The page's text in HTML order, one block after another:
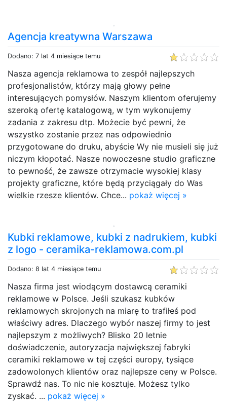
Agencja kreatywna Warszawa
Dodano: 7 lat 4 miesiące temu
Nasza agencja reklamowa to zespół najlepszych
profesjonalistów, którzy mają głowy pełne
interesujących pomysłów. Naszym klientom oferujemy
szeroką ofertę katalogową, w tym wykonujemy
zadania z zakresu dtp. Możecie być pewni, że
wszystko zostanie przez nas odpowiednio
przygotowane do druku, abyście Wy nie musieli się już
niczym kłopotać. Nasze nowoczesne studio graficzne
to pewność, że zawsze otrzymacie wysokiej klasy
projekty graficzne, które będą przyciągały do Was
wielkie rzesze klientów. Chce... pokaż więcej »
Kubki reklamowe, kubki z nadrukiem, kubki
z logo - ceramika-reklamowa.com.pl
Dodano: 8 lat 4 miesiące temu
Nasza firma jest wiodącym dostawcą ceramiki
reklamowe w Polsce. Jeśli szukasz kubków
reklamowych skrojonych na miarę to trafiłeś pod
właściwy adres. Dlaczego wybór naszej firmy to jest
najlepszym z możliwych? Blisko 20 letnie
doświadczenie, autoryzacja największej fabryki
ceramiki reklamowe w tej części europy, tysiące
zadowolonych klientów oraz najlepsze ceny w Polsce.
Sprawdź nas. To nic nie kosztuje. Możesz tylko
zyskać. ... pokaż więcej »